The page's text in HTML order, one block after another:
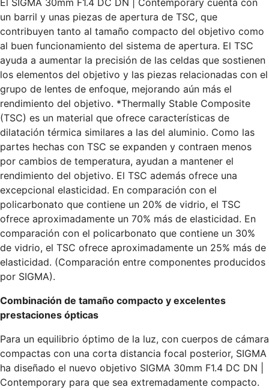
El SIGMA 30mm F1.4 DC DN | Contemporary cuenta con
un barril y unas piezas de apertura de TSC, que
contribuyen tanto al tamaño compacto del objetivo como
al buen funcionamiento del sistema de apertura. El TSC
ayuda a aumentar la precisión de las celdas que sostienen
los elementos del objetivo y las piezas relacionadas con el
grupo de lentes de enfoque, mejorando aún más el
rendimiento del objetivo. *Thermally Stable Composite
(TSC) es un material que ofrece características de
dilatación térmica similares a las del aluminio. Como las
partes hechas con TSC se expanden y contraen menos
por cambios de temperatura, ayudan a mantener el
rendimiento del objetivo. El TSC además ofrece una
excepcional elasticidad. En comparación con el
policarbonato que contiene un 20% de vidrio, el TSC
ofrece aproximadamente un 70% más de elasticidad. En
comparación con el policarbonato que contiene un 30%
de vidrio, el TSC ofrece aproximadamente un 25% más de
elasticidad. (Comparación entre componentes producidos
por SIGMA).
Combinación de tamaño compacto y excelentes
prestaciones ópticas
Para un equilibrio óptimo de la luz, con cuerpos de cámara
compactas con una corta distancia focal posterior, SIGMA
ha diseñado el nuevo objetivo SIGMA 30mm F1.4 DC DN |
Contemporary para que sea extremadamente compacto.